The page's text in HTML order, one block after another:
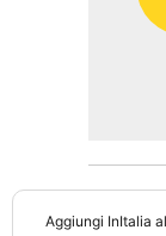
Aggiungi InItalia